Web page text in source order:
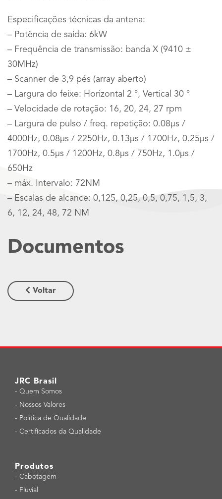
Especificações técnicas da antena:
– Potência de saída: 6kW
– Frequência de transmissão: banda X (9410 ±
30MHz)
– Scanner de 3,9 pés (array aberto)
– Largura do feixe: Horizontal 2 °, Vertical 30 °
– Velocidade de rotação: 16, 20, 24, 27 rpm
– Largura de pulso / freq. repetição: 0.08μs /
4000Hz, 0.08μs / 2250Hz, 0.13μs / 1700Hz, 0.25μs /
1700Hz, 0.5μs / 1200Hz, 0.8μs / 750Hz, 1.0μs /
650Hz
– máx. Intervalo: 72NM
– Escalas de alcance: 0,125, 0,25, 0,5, 0,75, 1,5, 3,
6, 12, 24, 48, 72 NM
Documentos
Voltar
JRC Brasil
- Quem Somos
- Nossos Valores
- Política de Qualidade
- Certificados da Qualidade
Produtos
- Cabotagem
- Fluvial